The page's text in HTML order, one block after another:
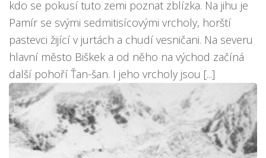
kdo se pokusí tuto zemi poznat zblízka. Na jihu je
Pamír se svými sedmitisícovými vrcholy, horští
pastevci žijící v jurtách a chudí vesničani. Na severu
hlavní město Biškek a od něho na východ začíná
další pohoří Ťan-šan. I jeho vrcholy jsou [...]